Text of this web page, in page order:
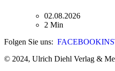
02.08.2026
2 Min
Folgen Sie uns: FACEBOOK
© 2024, Ulrich Diehl Verlag &